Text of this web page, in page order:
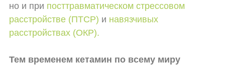
но и при посттравматическом стрессовом
расстройстве (ПТСР) и навязчивых
расстройствах (ОКР).
Тем временем кетамин по всему миру